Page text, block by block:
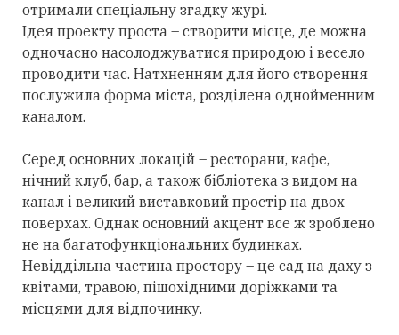
отримали спеціальну згадку журі.
Ідея проекту проста – створити місце, де можна
одночасно насолоджуватися природою і весело
проводити час. Натхненням для його створення
послужила форма міста, розділена однойменним
каналом.
Серед основних локацій – ресторани, кафе,
нічний клуб, бар, а також бібліотека з видом на
канал і великий виставковий простір на двох
поверхах. Однак основний акцент все ж зроблено
не на багатофункціональних будинках.
Невіддільна частина простору – це сад на даху з
квітами, травою, пішохідними доріжками та
місцями для відпочинку.